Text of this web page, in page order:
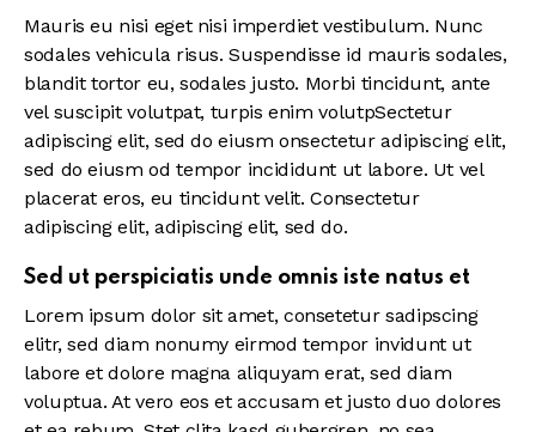
Mauris eu nisi eget nisi imperdiet vestibulum. Nunc
sodales vehicula risus. Suspendisse id mauris sodales,
blandit tortor eu, sodales justo. Morbi tincidunt, ante
vel suscipit volutpat, turpis enim volutpSectetur
adipiscing elit, sed do eiusm onsectetur adipiscing elit,
sed do eiusm od tempor incididunt ut labore. Ut vel
placerat eros, eu tincidunt velit. Consectetur
adipiscing elit, adipiscing elit, sed do.
Sed ut perspiciatis unde omnis iste natus et
Lorem ipsum dolor sit amet, consetetur sadipscing
elitr, sed diam nonumy eirmod tempor invidunt ut
labore et dolore magna aliquyam erat, sed diam
voluptua. At vero eos et accusam et justo duo dolores